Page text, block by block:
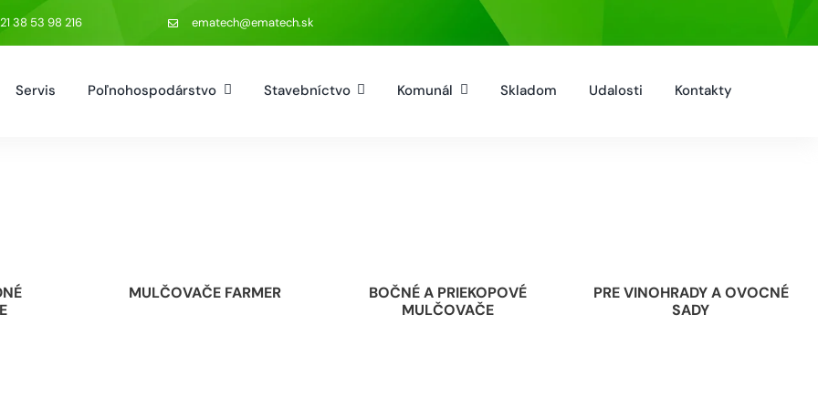
38 53 98 216 ematech@ematech.sk
Servis Poľnohospodárstvo Stavebníctvo Komunál Skladom Udalosti Kontakty
MULČOVAČE FARMER
BOČNÉ A PRIEKOPOVÉ
MULČOVAČE
PRE VINOHRADY A OVOCNÉ
SADY